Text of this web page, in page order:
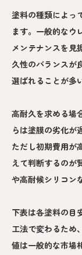
塗料の種類によっ
ます。一般的なウ
メンテナンスを見
久性のバランスが
選ばれることが多
高耐久を求める場
らは塗膜の劣化が
ただし初期費用が
えて判断するのが
や高耐候シリコン
下表は各塗料の目
工法で変わるため
値は一般的な市場